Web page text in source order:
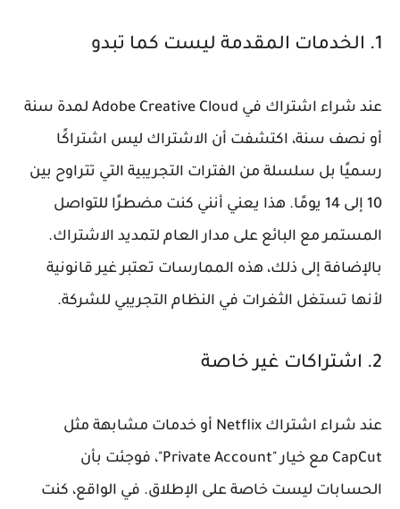
1. الخدمات المقدمة ليست كما تبدو
عند شراء اشتراك في Adobe Creative Cloud لمدة سنة
أو نصف سنة، اكتشفت أن الاشتراك ليس اشتراكًا
رسميًا بل سلسلة من الفترات التجريبية التي تتراوح بين
10 إلى 14 يومًا. هذا يعني أنني كنت مضطرًا للتواصل
المستمر مع البائع على مدار العام لتمديد الاشتراك.
بالإضافة إلى ذلك، هذه الممارسات تعتبر غير قانونية
لأنها تستغل الثغرات في النظام التجريبي للشركة.
2. اشتراكات غير خاصة
عند شراء اشتراك Netflix أو خدمات مشابهة مثل
CapCut مع خيار "Private Account"، فوجئت بأن
الحسابات ليست خاصة على الإطلاق. في الواقع، كنت